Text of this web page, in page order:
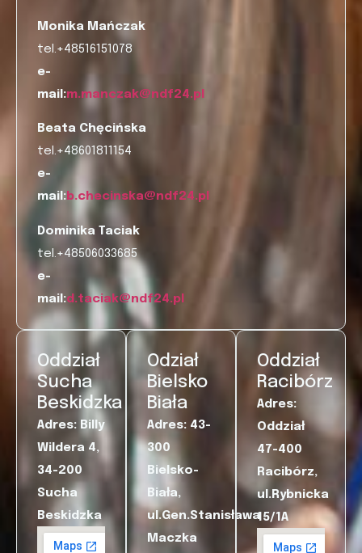
Monika Mańczak
tel.+48516151078
e-
mail:m.manczak@ndf24.pl
Beata Chęcińska
tel.+48601811154
e-
mail:b.checinska@ndf24.pl
Dominika Taciak
tel.+48506033685
e-
mail:d.taciak@ndf24.pl
Oddział
Sucha
Beskidzka
Adres: Billy
Wildera 4,
34-200
Sucha
Beskidzka
Odział
Bielsko
Biała
Adres: 43-
300
Bielsko-
Biała,
ul.Gen.Stanisława
Maczka
Oddział
Racibórz
Adres:
Oddział
47-400
Racibórz,
ul.Rybnicka
15/1A